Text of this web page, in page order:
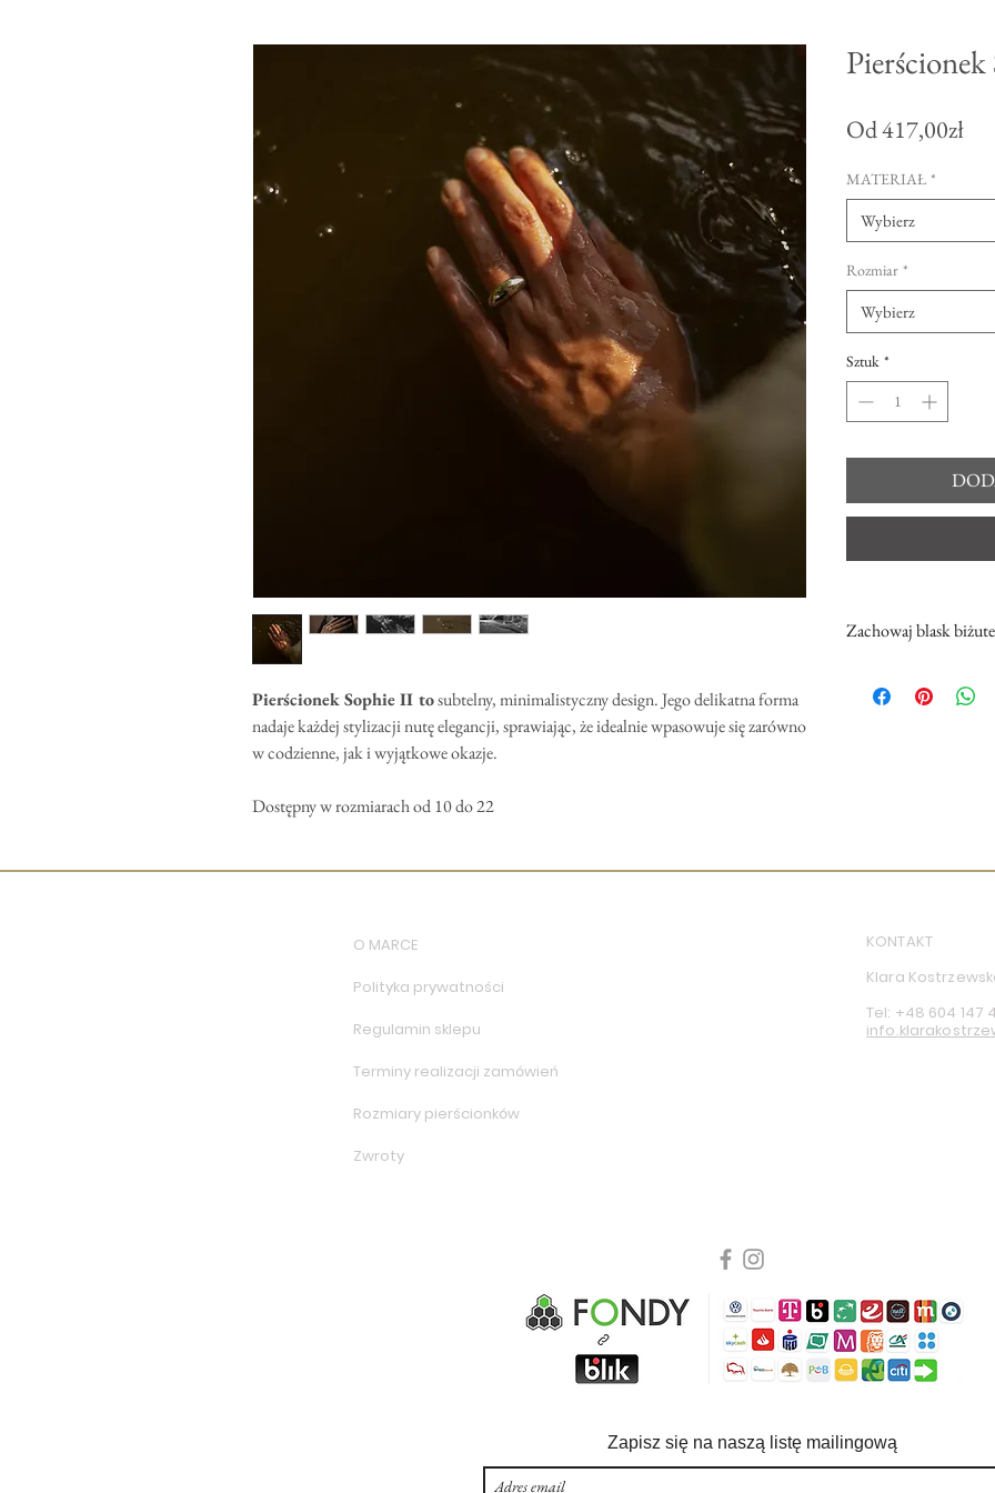
Pierścionek Sophie II tosubtelny, minimalistyczny design. Jego delikatna forma
nadaje każdej stylizacji nutę elegancji, sprawiając, że idealnie wpasowuje się zarówno
w codzienne, jak i wyjątkowe okazje.
Dostępny w rozmiarach od 10 do 22
Od417,00zł
MATERIAŁ *
Wybierz
Rozmiar *
Wybierz
Sztuk *
Zachowaj blask
szczególnej ostrożności
O MARCE
Polityka prywatności
Regulamin sklepu
Terminy realizacji zamówień
Rozmiary pierścionków
Zwroty
KONTAKT
Klara
Tel: +48 604 147
info.
Zapisz się na naszą listę mailingową